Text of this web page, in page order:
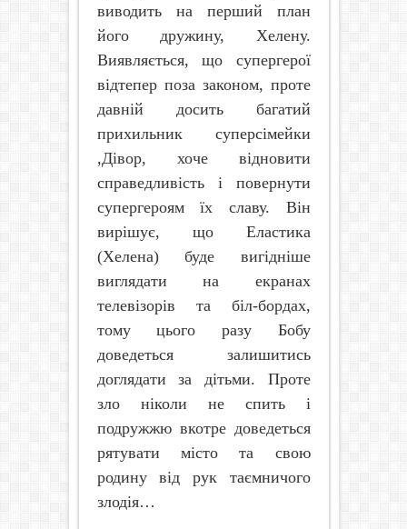
виводить на перший план
його дружину, Хелену.
Виявляється, що супергерої
відтепер поза законом, проте
давній досить багатий
прихильник суперсімейки
,Дівор, хоче відновити
справедливість і повернути
супергероям їх славу. Він
вирішує, що Еластика
(Хелена) буде вигідніше
виглядати на екранах
телевізорів та біл-бордах,
тому цього разу Бобу
доведеться залишитись
доглядати за дітьми. Проте
зло ніколи не спить і
подружжю вкотре доведеться
рятувати місто та свою
родину від рук таємничого
злодія…